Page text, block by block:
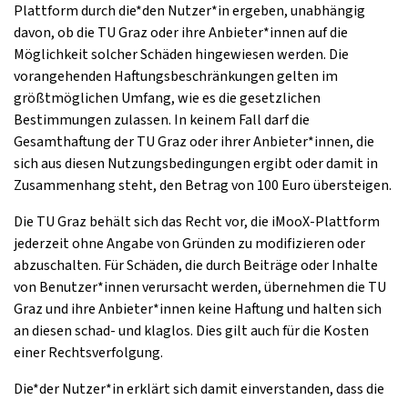
Plattform durch die*den Nutzer*in ergeben, unabhängig
davon, ob die TU Graz oder ihre Anbieter*innen auf die
Möglichkeit solcher Schäden hingewiesen werden. Die
vorangehenden Haftungsbeschränkungen gelten im
größtmöglichen Umfang, wie es die gesetzlichen
Bestimmungen zulassen. In keinem Fall darf die
Gesamthaftung der TU Graz oder ihrer Anbieter*innen, die
sich aus diesen Nutzungsbedingungen ergibt oder damit in
Zusammenhang steht, den Betrag von 100 Euro übersteigen.
Die TU Graz behält sich das Recht vor, die iMooX-Plattform
jederzeit ohne Angabe von Gründen zu modifizieren oder
abzuschalten. Für Schäden, die durch Beiträge oder Inhalte
von Benutzer*innen verursacht werden, übernehmen die TU
Graz und ihre Anbieter*innen keine Haftung und halten sich
an diesen schad- und klaglos. Dies gilt auch für die Kosten
einer Rechtsverfolgung.
Die*der Nutzer*in erklärt sich damit einverstanden, dass die